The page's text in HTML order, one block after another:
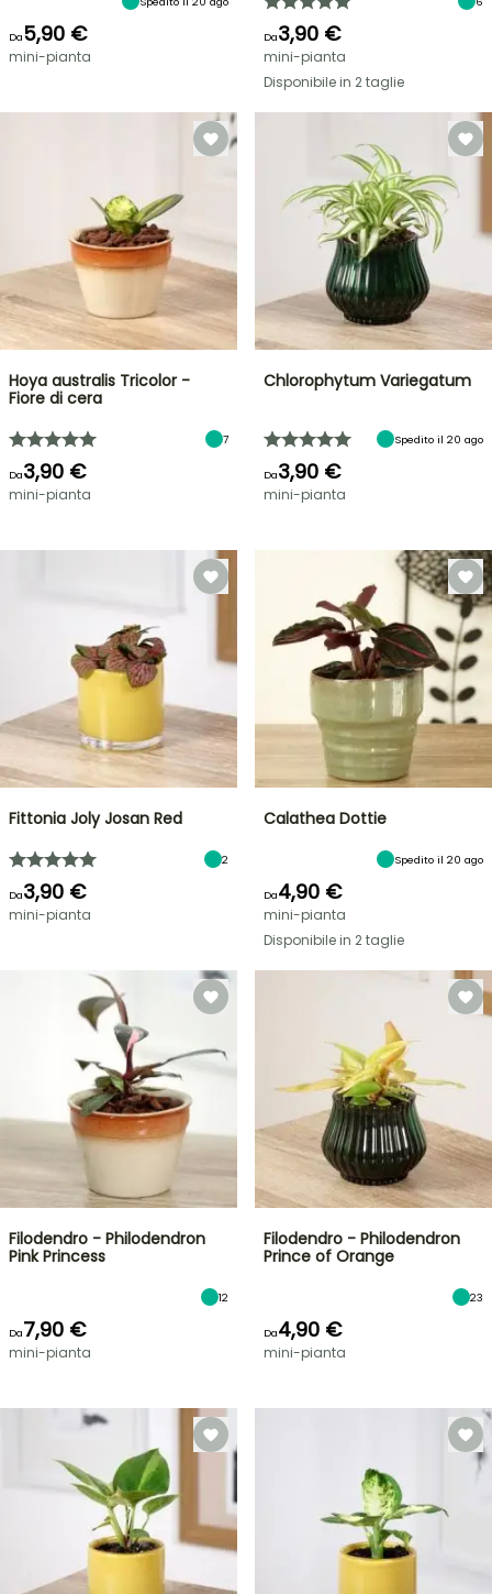
Da5,90 €
mini-pianta
Da3,90 €
mini-pianta
Disponibile in 2 taglie
Hoya australis Tricolor -
Fiore di cera
7
Da3,90 €
mini-pianta
Chlorophytum Variegatum
Spedito il 20 ago
Da3,90 €
mini-pianta
Fittonia Joly Josan Red
2
Da3,90 €
mini-pianta
Calathea Dottie
Spedito il 20 ago
Da4,90 €
mini-pianta
Disponibile in 2 taglie
Filodendro - Philodendron
Pink Princess
12
Da7,90 €
mini-pianta
Filodendro - Philodendron
Prince of Orange
23
Da4,90 €
mini-pianta